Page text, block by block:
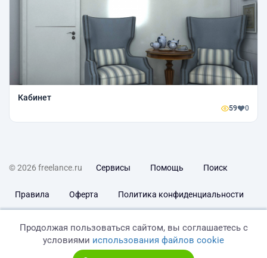
Кабинет
59 0
© 2026 freelance.ru Сервисы Помощь Поиск
Правила Оферта Политика конфиденциальности
Продолжая пользоваться сайтом, вы соглашаетесь с
условиями использования файлов cookie